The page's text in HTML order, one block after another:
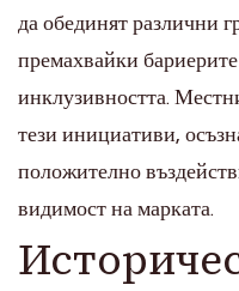
да обединят различни
премахвайки
инклузивността.
тези инициативи,
положително
видимост на марката.